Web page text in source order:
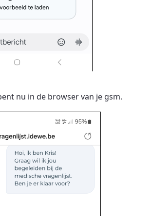
nu in de browser van je gsm.